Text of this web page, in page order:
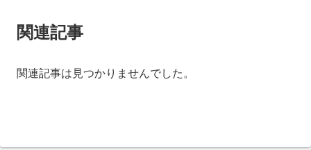
関連記事
関連記事は見つかりませんでした。